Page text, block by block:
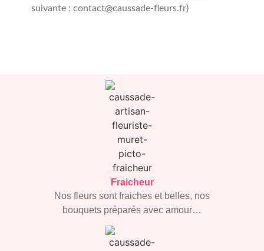
suivante : contact@caussade-fleurs.fr)
Fraicheur
Nos fleurs sont fraiches et belles, nos
bouquets préparés avec amour…